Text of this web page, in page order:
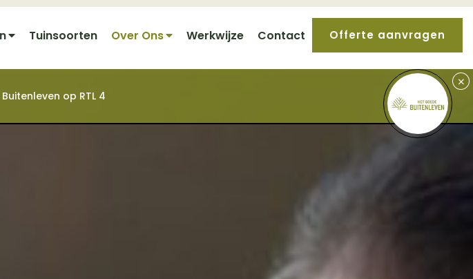
Tuinsoorten Over Ons Werkwijze Contact Offerte aanvragen
op RTL 4
+